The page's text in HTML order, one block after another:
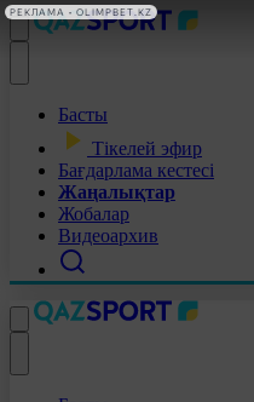
Басты
Тікелей эфир
Бағдарлама кестесі
Жаңалықтар
Жобалар
Видеоархив
РЕКЛАМА • OLIMPBET.KZ